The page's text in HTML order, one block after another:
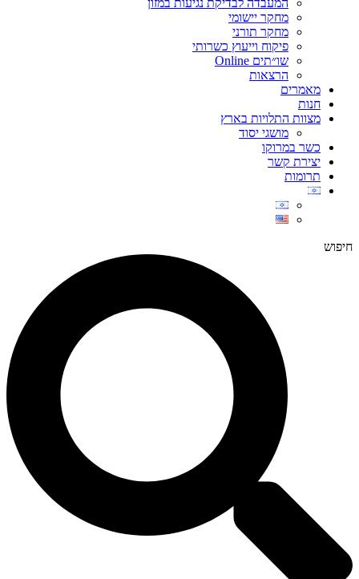
המעבדה לבדיקת נגיעות במזון
מחקר יישומי
מחקר תורני
פיקוח וייעוץ כשרותי
שו״תים Online
הרצאות
מאמרים
חנות
מצוות התלויות בארץ
מושגי יסוד
כשר במרוקו
יצירת קשר
תרומות
חיפוש